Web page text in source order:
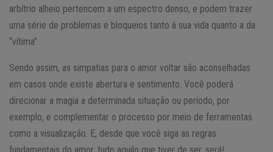
arbítrio alheio pertencem a um espectro denso, e podem trazer
uma série de problemas e bloqueios tanto à sua vida quanto a da
“vítima”.
Sendo assim, as simpatias para o amor voltar são aconselhadas
em casos onde existe abertura e sentimento. Você poderá
direcionar a magia a determinada situação ou período, por
exemplo, e complementar o processo por meio de ferramentas
como a visualização. E, desde que você siga as regras